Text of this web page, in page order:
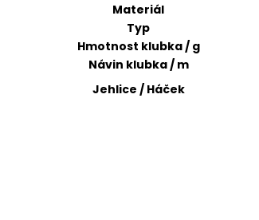
Materiál
Typ
Hmotnost klubka / g
Návin klubka / m
Jehlice / Háček